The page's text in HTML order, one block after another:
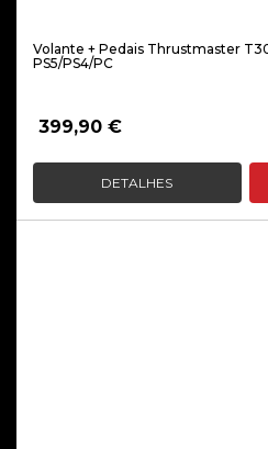
Volante + Pedais Thrustmaster
PS5/PS4/PC
399,90 €
DETALHES